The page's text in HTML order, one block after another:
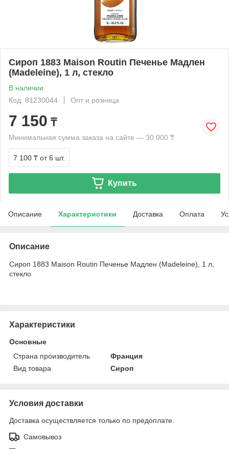
Сироп 1883 Maison Routin Печенье Мадлен
(Madeleine), 1 л, стекло
В наличии
Код: 81230044
Опт и розница
7 150 ₸
Минимальная сумма заказа на сайте — 30 000 ₸
7 100 ₸ от 6 шт.
Купить
Описание Характеристики Доставка Оплата
Описание
Сироп 1883 Maison Routin Печенье Мадлен (Madeleine), 1 л,
стекло
Характеристики
Основные
Страна производитель
Франция
Вид товара
Сироп
Условия доставки
Доставка осуществляется только по предоплате.
Самовывоз